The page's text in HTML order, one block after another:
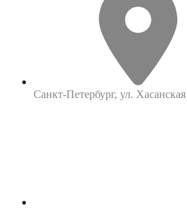
Санкт-Петербург, ул.